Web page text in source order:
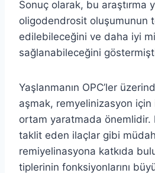
Sonuç olarak, bu araştırma
oligodendrosit oluşumunun
edilebileceğini ve daha iyi
sağlanabileceğini
Yaşlanmanın OPC’ler
aşmak, remyelinizasyon
ortam yaratmada önemlidir.
taklit eden ilaçlar gibi
remiyelinasyona katkıda
tiplerinin fonksiyonlarını